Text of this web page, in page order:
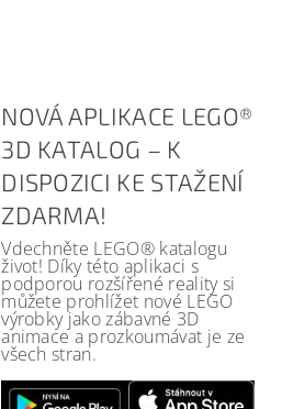
NOVÁ APLIKACE LEGO®
3D KATALOG – K
DISPOZICI KE STAŽENÍ
ZDARMA!
Vdechněte LEGO® katalogu
život! Díky této aplikaci s
podporou rozšířené reality si
můžete prohlížet nové LEGO
výrobky jako zábavné 3D
animace a prozkoumávat je ze
všech stran.